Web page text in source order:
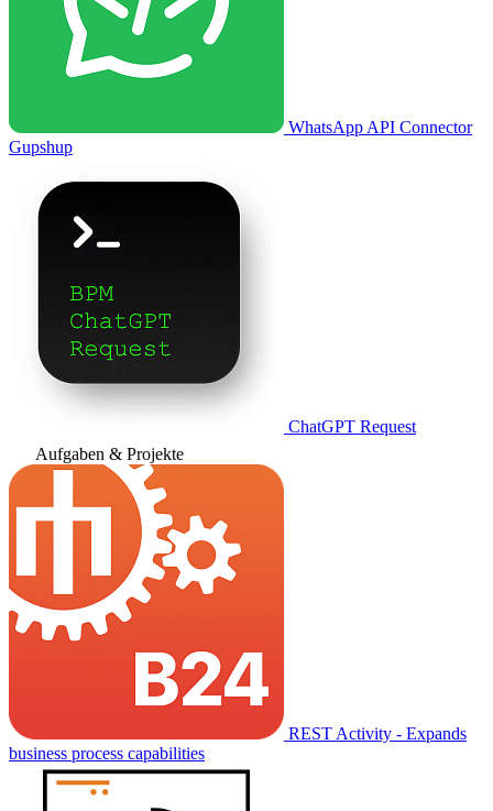
WhatsApp API Connector
Gupshup
ChatGPT Request
Aufgaben & Projekte
REST Activity - Expands
business process capabilities